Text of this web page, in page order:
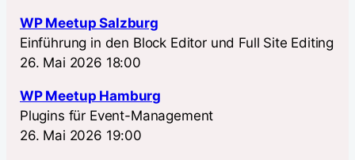
WP Meetup Salzburg
Einführung in den Block Editor und Full Site Editing
26. Mai 2026 18:00
WP Meetup Hamburg
Plugins für Event-Management
26. Mai 2026 19:00